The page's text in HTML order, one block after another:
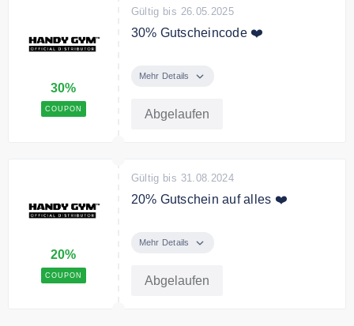
30%
COUPON
Gültig bis 26.05.2025
30% Gutscheincode ❤️
30% auf Deine Bestellung.
Mehr Details
Abgelaufen
20%
COUPON
Gültig bis 31.08.2024
20% Gutschein auf alles ❤️
Rabatt auf das gesamte Sortiment.
Mehr Details
Abgelaufen